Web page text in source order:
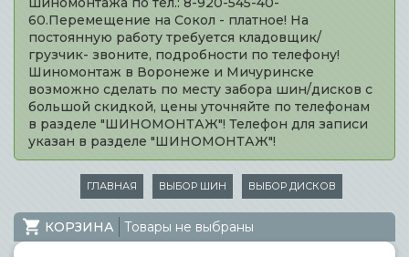
60.Перемещение на Сокол - платное! На
постоянную работу требуется кладовщик/
грузчик- звоните, подробности по телефону!
Шиномонтаж в Воронеже и Мичуринске
возможно сделать по месту забора шин/дисков с
большой скидкой, цены уточняйте по телефонам
в разделе "ШИНОМОНТАЖ"! Телефон для записи
указан в разделе "ШИНОМОНТАЖ"!
ГЛАВНАЯ ВЫБОР ШИН ВЫБОР ДИСКОВ
КОРЗИНА Товары не выбраны